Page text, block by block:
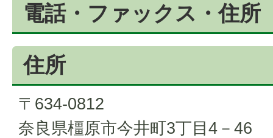
電話・ファックス・住所
住所
〒634-0812
奈良県橿原市今井町3丁目4－46